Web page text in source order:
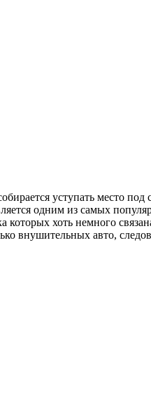
уступать место
одним из самых
хоть немного
внушительных авто,